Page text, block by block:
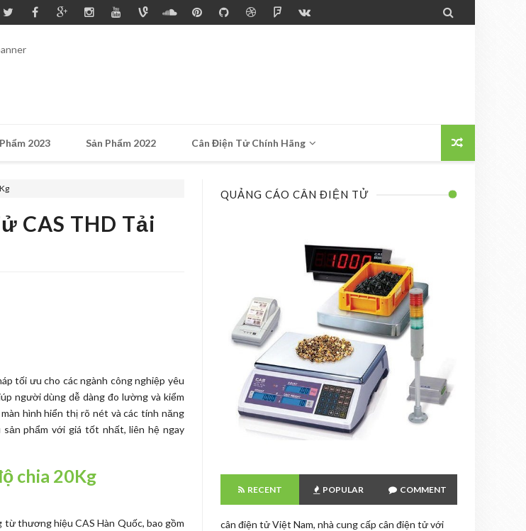

2023 Sản Phẩm 2022 Cân Điện Tử Chính Hãng
CAS THD Tải
tối ưu cho các ngành công nghiệp yêu
người dùng dễ dàng đo lường và kiểm
hình hiển thị rõ nét và các tính năng
phẩm với giá tốt nhất, liên hệ ngay
chia 20Kg
thương hiệu CAS Hàn Quốc, bao gồm
QUẢNG CÁO CÂN ĐIỆN TỬ
RECENT POPULAR COMMENT
cân điện tử Việt Nam, nhà cung cấp cân điện tử với